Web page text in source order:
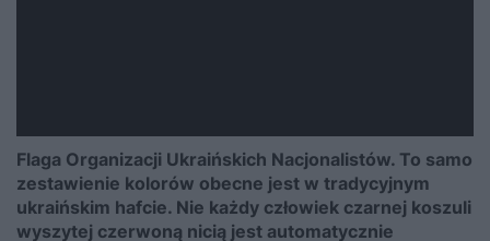
Flaga Organizacji Ukraińskich Nacjonalistów. To samo
zestawienie kolorów obecne jest w tradycyjnym
ukraińskim hafcie. Nie każdy człowiek czarnej koszuli
wyszytej czerwoną nicią jest automatycznie